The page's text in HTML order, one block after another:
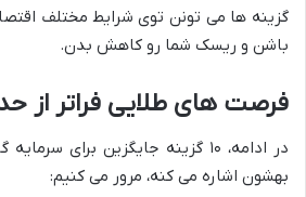
گزینه ها می تونن توی شرایط مختلف
باشن و ریسک شما رو کاهش بدن.
فرصت های طلایی فراتر از حد
در ادامه، ۱۰ گزینه جایگزین برای
بهشون اشاره می کنه، مرور می کنیم: